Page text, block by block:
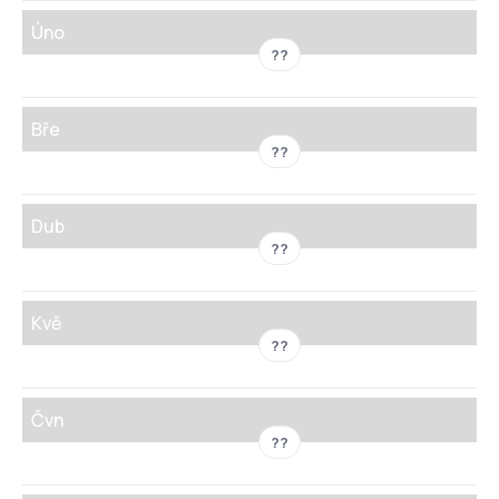
Úno
??
Bře
??
Dub
??
Kvě
??
Čvn
??